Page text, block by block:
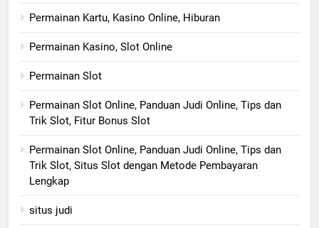
Permainan Kartu, Kasino Online, Hiburan
Permainan Kasino, Slot Online
Permainan Slot
Permainan Slot Online, Panduan Judi Online, Tips dan
Trik Slot, Fitur Bonus Slot
Permainan Slot Online, Panduan Judi Online, Tips dan
Trik Slot, Situs Slot dengan Metode Pembayaran
Lengkap
situs judi